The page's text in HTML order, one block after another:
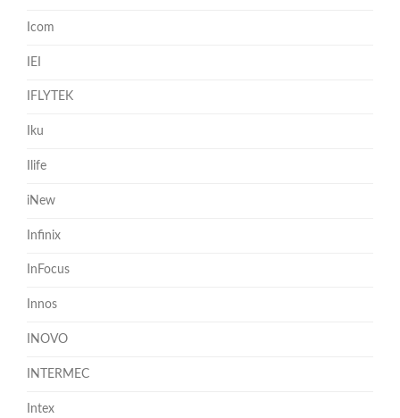
Icom
IEI
IFLYTEK
Iku
Ilife
iNew
Infinix
InFocus
Innos
INOVO
INTERMEC
Intex